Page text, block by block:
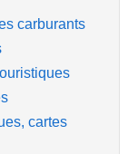
carburants
cartes